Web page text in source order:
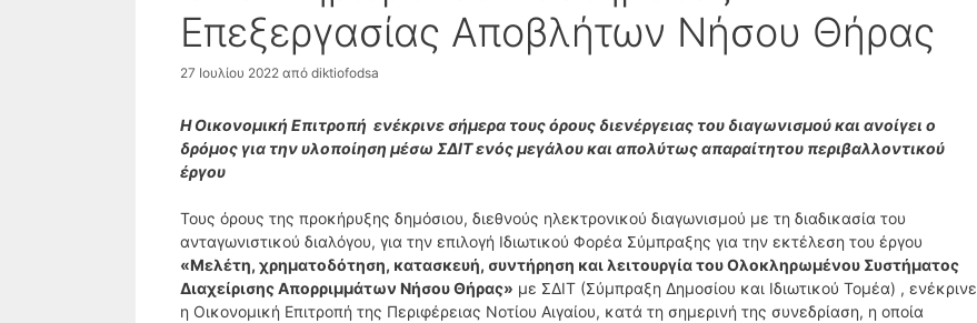
Επεξεργασίας Αποβλήτων Νήσου Θήρας
27 Ιουλίου 2022 από diktiofodsa
Η Οικονομική Επιτροπή ενέκρινε σήμερα τους όρους διενέργειας του διαγωνισμού και ανοίγει ο
δρόμος για την υλοποίηση μέσω ΣΔΙΤ ενός μεγάλου και απολύτως απαραίτητου περιβαλλοντικού
έργου
Τους όρους της προκήρυξης δημόσιου, διεθνούς ηλεκτρονικού διαγωνισμού με τη διαδικασία του
ανταγωνιστικού διαλόγου, για την επιλογή Ιδιωτικού Φορέα Σύμπραξης για την εκτέλεση του έργου
«Μελέτη, χρηματοδότηση, κατασκευή, συντήρηση και λειτουργία του Ολοκληρωμένου Συστήματος
Διαχείρισης Απορριμμάτων Νήσου Θήρας» με ΣΔΙΤ (Σύμπραξη Δημοσίου και Ιδιωτικού Τομέα) , ενέκρινε
η Οικονομική Επιτροπή της Περιφέρειας Νοτίου Αιγαίου, κατά τη σημερινή της συνεδρίαση, η οποία